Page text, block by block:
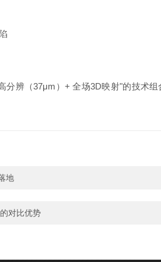
分辨（37μm）+ 全场3D映射"的技术
地
对比优势